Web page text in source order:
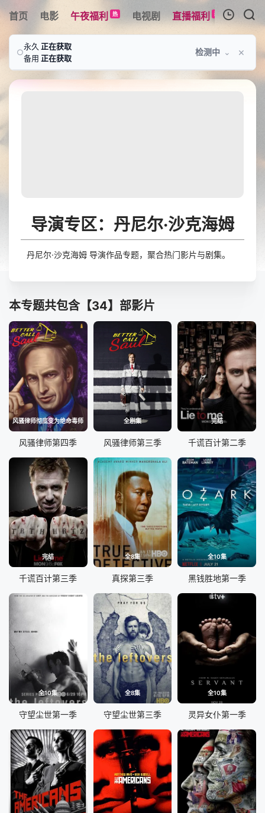
首页 电影 午夜福利 热 电视剧 直播福利 新 综艺
○
永久 正在获取
备用 正在获取
检测中 ⌄ ×
导演专区：丹尼尔·沙克海姆
丹尼尔·沙克海姆 导演作品专题，聚合热门影片与剧集。
本专题共包含【34】部影片
风骚律师彻底变为绝命毒师
风骚律师第四季
全剧集
风骚律师第三季
完结
千谎百计第二季
完结
千谎百计第三季
全8集
真探第三季
全10集
黑钱胜地第一季
全10集
守望尘世第一季
全8集
守望尘世第三季
全10集
灵异女仆第一季